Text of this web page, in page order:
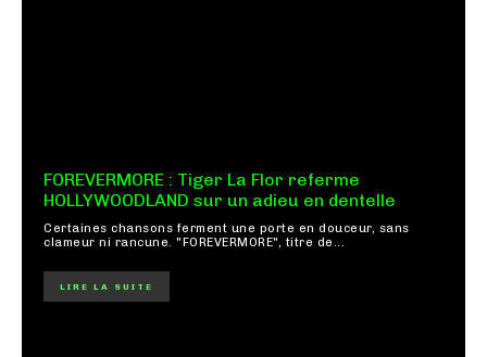
FOREVERMORE : Tiger La Flor referme
HOLLYWOODLAND sur un adieu en dentelle
Certaines chansons ferment une porte en douceur, sans
clameur ni rancune. "FOREVERMORE", titre de...
LIRE LA SUITE